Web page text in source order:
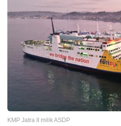
KMP Jatra II milik ASDP